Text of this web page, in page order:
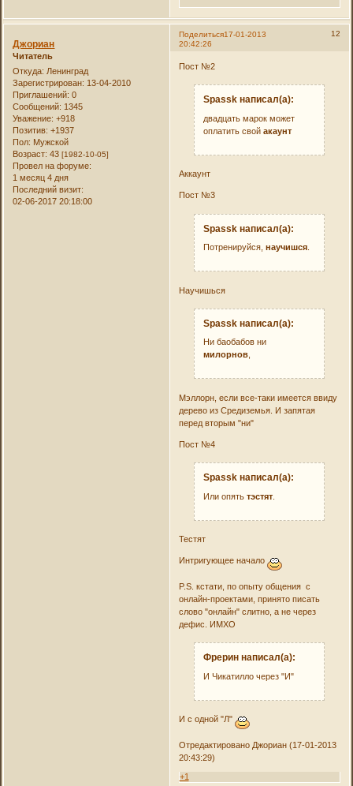
Поделиться 12
17-01-2013
20:42:26
Джориан
Читатель
Откуда: Ленинград
Зарегистрирован: 13-04-2010
Приглашений: 0
Сообщений: 1345
Уважение: +918
Позитив: +1937
Пол: Мужской
Возраст: 43[1982-10-05]
Провел на форуме:
1 месяц 4 дня
Последний визит:
02-06-2017 20:18:00
Пост №2
Spassk написал(а):
двадцать марок может
оплатить свойакаунт
Аккаунт
Пост №3
Spassk написал(а):
Потренируйся,научишся
Научишься
Spassk написал(а):
Ни баобабов ни
милорнов
Мэллорн, если все-таки имеется ввиду
дерево из Средиземья. И запятая
перед вторым "ни"
Пост №4
Spassk написал(а):
Или опятьтэстят
Тестят
Интригующее начало
P.S. кстати, по опыту общения с
онлайн-проектами, принято писать
слово "онлайн" слитно, а не через
дефис. ИМХО
Фрерин написал(а):
И Чикатилло через "И"
И с одной "Л"
Отредактировано Джориан (17-01-2013
20:43:29)
+1